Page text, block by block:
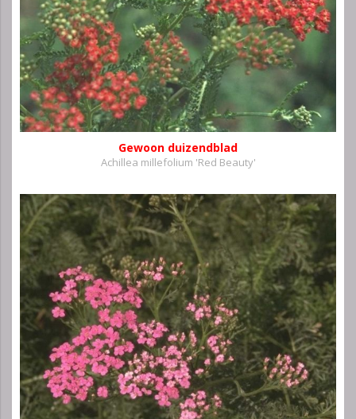
Gewoon duizendblad
Achillea millefolium 'Red Beauty'